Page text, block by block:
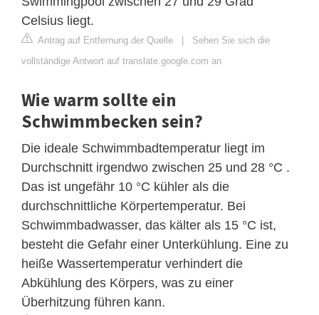
Celsius liegt.
Antrag auf Entfernung der Quelle | Sehen Sie sich die
vollständige Antwort auf translate.google.com an
Wie warm sollte ein
Schwimmbecken sein?
Die ideale Schwimmbadtemperatur liegt im
Durchschnitt irgendwo zwischen 25 und 28 °C .
Das ist ungefähr 10 °C kühler als die
durchschnittliche Körpertemperatur. Bei
Schwimmbadwasser, das kälter als 15 °C ist,
besteht die Gefahr einer Unterkühlung. Eine zu
heiße Wassertemperatur verhindert die
Abkühlung des Körpers, was zu einer
Überhitzung führen kann.